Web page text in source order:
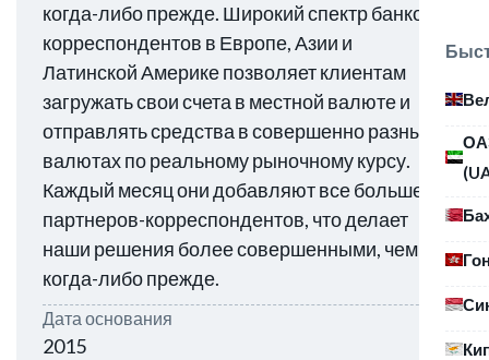
когда-либо прежде. Широкий спектр банков-
корреспондентов в Европе, Азии и
Латинской Америке позволяет клиентам
загружать свои счета в местной валюте и
отправлять средства в совершенно разных
валютах по реальному рыночному курсу.
Каждый месяц они добавляют все больше
партнеров-корреспондентов, что делает
наши решения более совершенными, чем
когда-либо прежде.
Дата основания
2015